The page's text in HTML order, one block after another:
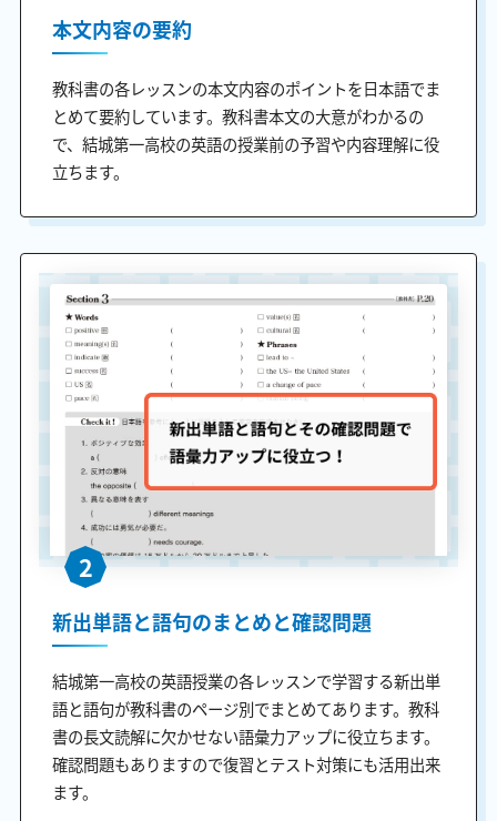
本文内容の要約
教科書の各レッスンの本文内容のポイントを日本語でま
とめて要約しています。教科書本文の大意がわかるの
で、結城第一高校の英語の授業前の予習や内容理解に役
立ちます。
2
新出単語と語句のまとめと確認問題
結城第一高校の英語授業の各レッスンで学習する新出単
語と語句が教科書のページ別でまとめてあります。教科
書の長文読解に欠かせない語彙力アップに役立ちます。
確認問題もありますので復習とテスト対策にも活用出来
ます。